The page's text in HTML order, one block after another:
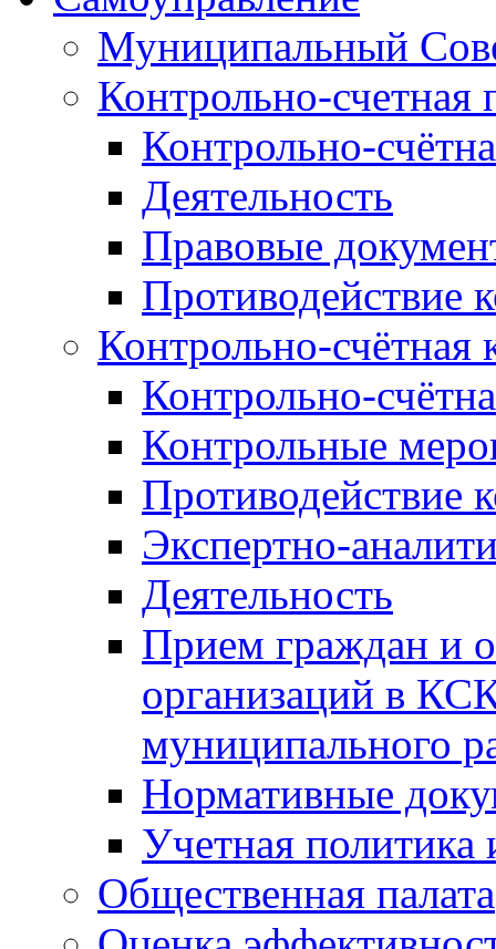
Муниципальный
Контрольно-счетная
Контрольно-
Деятельность
Правовые
Противодействие
Контрольно-счётная
Контрольно-
Контрольные
Противодействие
Экспертно-
Деятельность
Прием граждан и
организаций в
муниципального
Нормативные
Учетная политика
Общественная палата